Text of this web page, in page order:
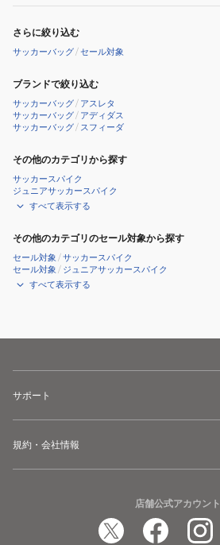
さらに絞り込む
サッカーバッグ/セール対象
ブランドで絞り込む
サッカーバッグ/ アスレタ
サッカーバッグ/ アディダス
サッカーバッグ/ スフィーダ
その他のカテゴリから探す
サッカースパイク
ジュニアサッカースパイク
すべて表示する
その他のカテゴリのセール対象から探す
セール対象 /サッカースパイク
セール対象 / ジュニアサッカースパイク
すべて表示する
サポート
規約・会社情報
店舗公式アカウント